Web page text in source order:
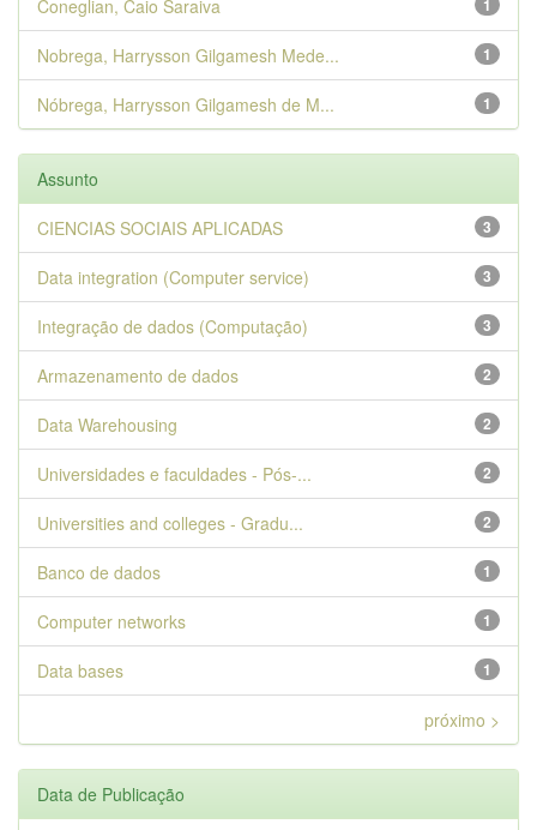
1
Coneglian, Caio Saraiva
1
Nobrega, Harrysson Gilgamesh Mede...
1
Nóbrega, Harrysson Gilgamesh de M...
Assunto
3
CIENCIAS SOCIAIS APLICADAS
3
Data integration (Computer service)
3
Integração de dados (Computação)
2
Armazenamento de dados
2
Data Warehousing
2
Universidades e faculdades - Pós-...
2
Universities and colleges - Gradu...
1
Banco de dados
1
Computer networks
1
Data bases
próximo >
Data de Publicação